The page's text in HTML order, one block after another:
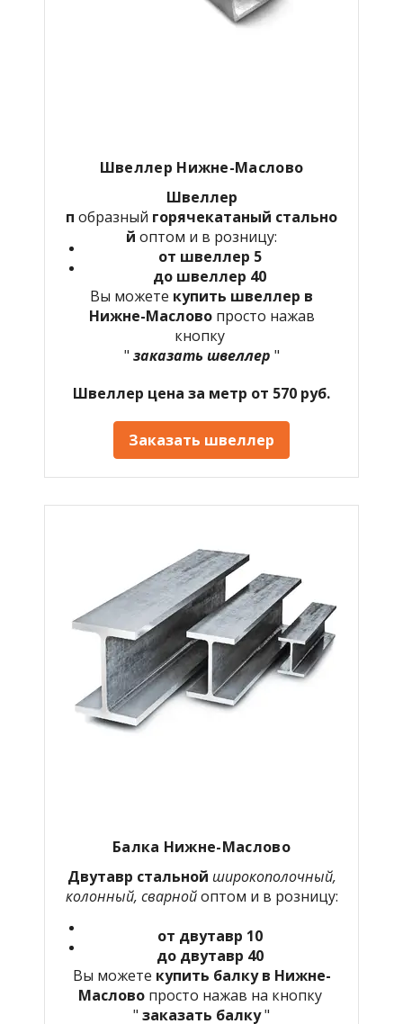
Швеллер Нижне-Маслово
Швеллер
п образный горячекатаный стально
й оптом и в розницу:
от швеллер 5
до швеллер 40
Вы можете купить швеллер в
Нижне-Маслово просто нажав
кнопку
" заказать швеллер "
Швеллер цена за метр от 570 руб.
Заказать швеллер
Балка Нижне-Маслово
Двутавр стальной широкополочный,
колонный, сварнойоптом и в розницу:
от двутавр 10
до двутавр 40
Вы можете купить балку в Нижне-
Маслово просто нажав на кнопку
" заказать балку"